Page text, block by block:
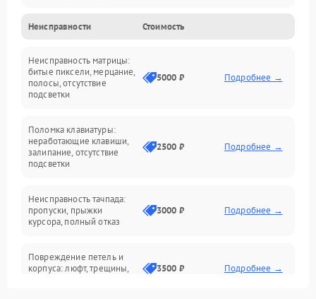
Устройства
Программные ошибки
Электрические и системные сбои
Интерфейсные проблемы
Батарея
Сеть и интернет
Неисправности Стоимость
Неисправность матрицы:
битые пиксели, мерцание,
полосы, отсутствие
подсветки
5000 ₽ Подробнее →
Поломка клавиатуры:
неработающие клавиши,
залипание, отсутствие
подсветки
2500 ₽ Подробнее →
Неисправность тачпада:
пропуски, прыжки
курсора, полный отказ
3000 ₽ Подробнее →
Повреждение петель и
корпуса: люфт, трещины,
3500 ₽ Подробнее →